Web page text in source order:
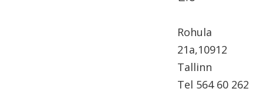
Rohula
21a,10912
Tallinn
Tel 564 60 262